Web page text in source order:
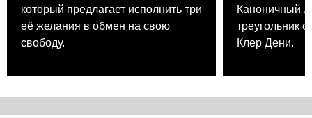
который предлагает исполнить три
её желания в обмен на свою
свободу.
Каноничный
треугольник
Клер Дени.